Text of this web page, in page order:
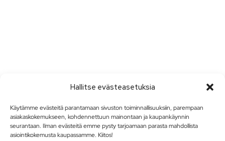
Hallitse evästeasetuksia
Käytämme evästeitä parantamaan sivuston toiminnallisuuksiin, parempaan
asiakaskokemukseen, kohdennettuun mainontaan ja kaupankäynnin
seurantaan. Ilman evästeitä emme pysty tarjoamaan parasta mahdollista
asiointikokemusta kaupassamme. Kiitos!